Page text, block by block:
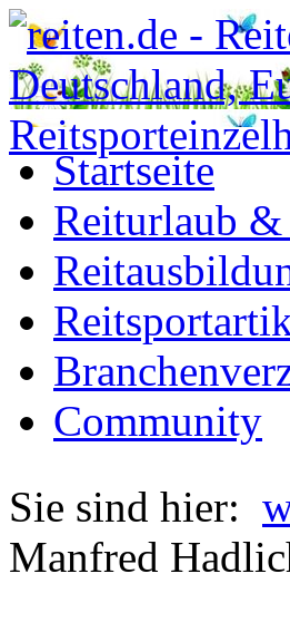
Startseite
Reiturlaub
Community
Sie sind hier:
Manfred